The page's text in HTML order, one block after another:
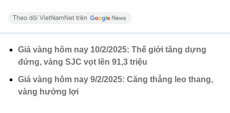
Giá vàng hôm nay 10/2/2025: Thế giới tăng dựng
đứng, vàng SJC vọt lên 91,3 triệu
Giá vàng hôm nay 9/2/2025: Căng thẳng leo thang,
vàng hưởng lợi